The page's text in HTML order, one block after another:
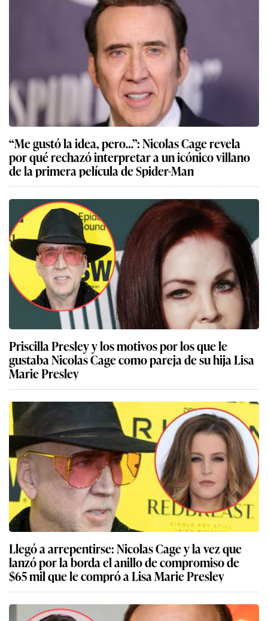
“Me gustó la idea, pero…”: Nicolas Cage revela
por qué rechazó interpretar a un icónico villano
de la primera película de Spider-Man
Priscilla Presley y los motivos por los que le
gustaba Nicolas Cage como pareja de su hija Lisa
Marie Presley
Llegó a arrepentirse: Nicolas Cage y la vez que
lanzó por la borda el anillo de compromiso de
$65 mil que le compró a Lisa Marie Presley